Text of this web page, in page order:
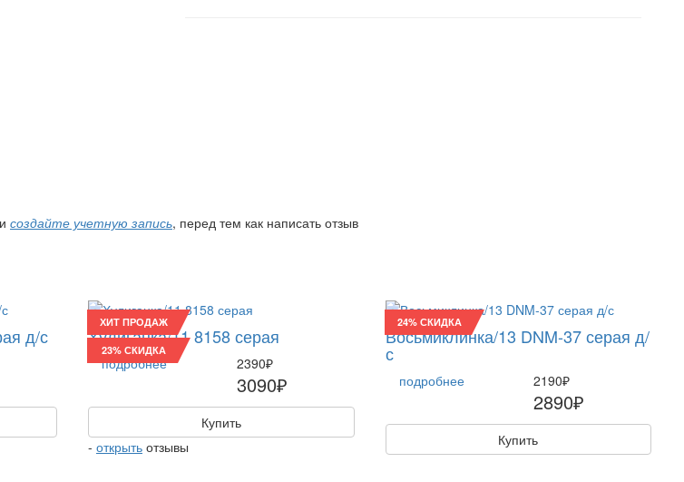
создайте учетную запись, перед тем как написать отзыв
д/с
ХИТ ПРОДАЖ
23% СКИДКА
Хулиганка/11 8158 серая
подробнее 2390₽
3090₽
Купить
- открыть отзывы
24% СКИДКА
Восьмиклинка/13 DNM-37 серая д/
с
подробнее 2190₽
2890₽
Купить